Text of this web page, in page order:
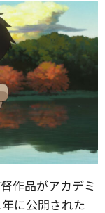
作品がアカデミ
に公開された